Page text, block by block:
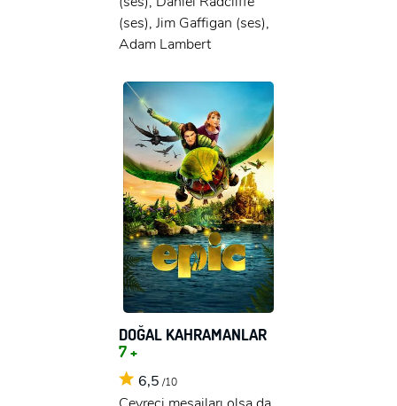
(ses), Jim Gaffigan (ses),
Adam Lambert
DOĞAL KAHRAMANLAR
7 +
6,5 /10